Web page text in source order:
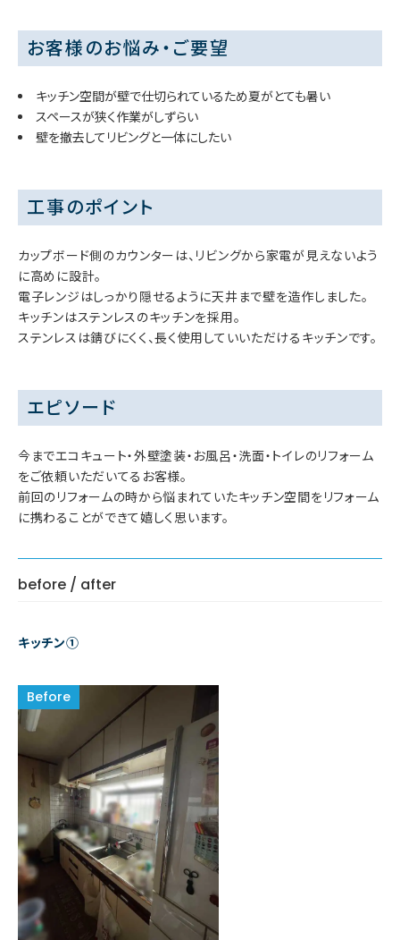
お客様のお悩み・ご要望
キッチン空間が壁で仕切られているため夏がとても暑い
スペースが狭く作業がしずらい
壁を撤去してリビングと一体にしたい
工事のポイント
カップボード側のカウンターは、リビングから家電が見えないよう
に高めに設計。
電子レンジはしっかり隠せるように天井まで壁を造作しました。
キッチンはステンレスのキッチンを採用。
ステンレスは錆びにくく、長く使用していいただけるキッチンです。
エピソード
今までエコキュート・外壁塗装・お風呂・洗面・トイレのリフォーム
をご依頼いただいてるお客様。
前回のリフォームの時から悩まれていたキッチン空間をリフォーム
に携わることができて嬉しく思います。
before / after
キッチン①